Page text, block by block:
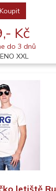
Koupit
Kč
do 3 dnů
XXL